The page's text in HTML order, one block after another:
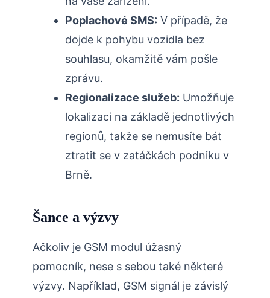
Poplachové SMS: V případě, že
dojde k pohybu vozidla bez
souhlasu, okamžitě vám pošle
zprávu.
Regionalizace služeb: Umožňuje
lokalizaci na základě jednotlivých
regionů, takže se nemusíte bát
ztratit se v zatáčkách podniku v
Brně.
Šance a výzvy
Ačkoliv je GSM modul úžasný
pomocník, nese s sebou také některé
výzvy. Například, GSM signál je závislý